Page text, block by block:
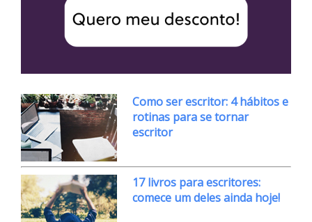
Como ser escritor: 4 hábitos e
rotinas para se tornar
escritor
17 livros para escritores:
comece um deles ainda hoje!